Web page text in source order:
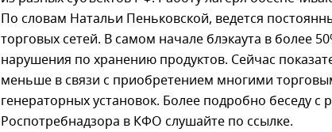
По словам Натальи Пеньковской, ведется
торговых сетей. В самом начале блэкаута в более
нарушения по хранению продуктов. Сейчас
меньше в связи с приобретением многими
генераторных установок. Более подробно беседу с
Роспотребнадзора в КФО слушайте по ссылке.